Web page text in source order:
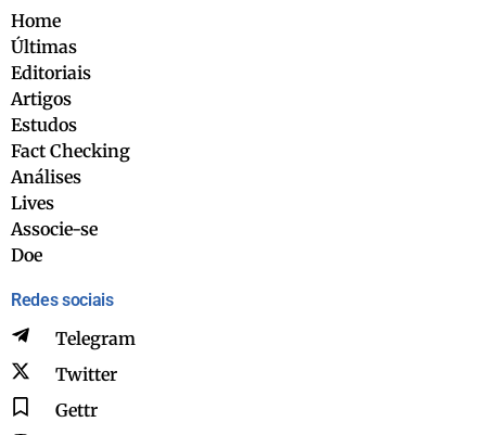
Home
Últimas
Editoriais
Artigos
Estudos
Fact Checking
Análises
Lives
Associe-se
Doe
Redes sociais
Telegram
Twitter
Gettr